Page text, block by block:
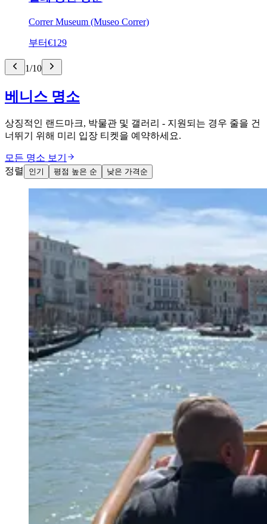
Correr Museum (Museo Correr)
부터€129
1/10
베니스 명소
상징적인 랜드마크, 박물관 및 갤러리 - 지원되는 경우 줄을 건
너뛰기 위해 미리 입장 티켓을 예약하세요.
모든 명소 보기
정렬
인기 평점 높은 순 낮은 가격순